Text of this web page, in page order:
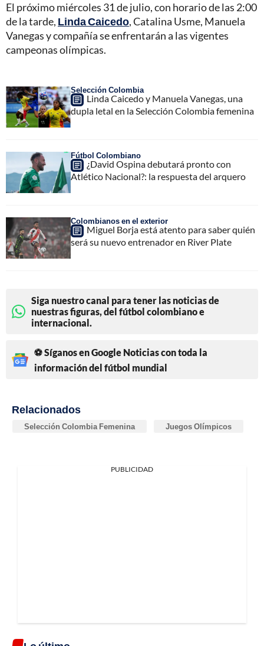
El próximo miércoles 31 de julio, con horario de las 2:00
de la tarde, Linda Caicedo, Catalina Usme, Manuela
Vanegas y compañía se enfrentarán a las vigentes
campeonas olímpicas.
Selección Colombia
Linda Caicedo y Manuela Vanegas, una
dupla letal en la Selección Colombia femenina
Fútbol Colombiano
¿David Ospina debutará pronto con
Atlético Nacional?: la respuesta del arquero
Colombianos en el exterior
Miguel Borja está atento para saber quién
será su nuevo entrenador en River Plate
Siga nuestro canal para tener las noticias de
nuestras figuras, del fútbol colombiano e
internacional.
⚽ Síganos en Google Noticias con toda la
información del fútbol mundial
Relacionados
Selección Colombia Femenina Juegos Olímpicos
PUBLICIDAD